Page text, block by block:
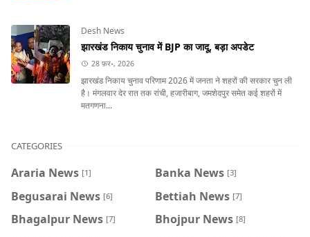
Desh News
झारखंड निकाय चुनाव में BJP का जादू, बड़ा अपडेट
28 फ़र॰, 2026
झारखंड निकाय चुनाव परिणाम 2026 में जनता ने शहरों की सरकार चुन ली
है। मंगलवार देर रात तक रांची, हजारीबाग, जमशेदपुर समेत कई शहरों में
मतगणना...
CATEGORIES
Araria News [1] Banka News [3]
Begusarai News [6] Bettiah News [7]
Bhagalpur News [7] Bhojpur News [8]